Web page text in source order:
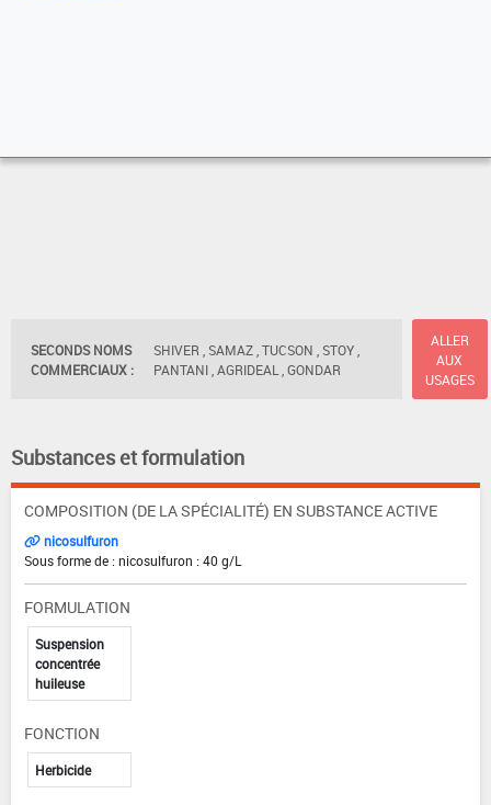
SECONDS NOMS
COMMERCIAUX :
SHIVER , SAMAZ , TUCSON , STOY ,
PANTANI , AGRIDEAL , GONDAR
ALLER
AUX
USAGES
Substances et formulation
COMPOSITION (DE LA SPÉCIALITÉ) EN SUBSTANCE ACTIVE
nicosulfuron
Sous forme de : nicosulfuron : 40 g/L
FORMULATION
Suspension
concentrée
huileuse
FONCTION
Herbicide